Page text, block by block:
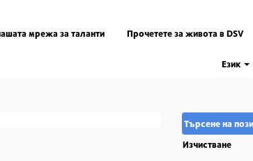
мрежа за таланти Прочетете за живота в DSV
Език
Изчистване